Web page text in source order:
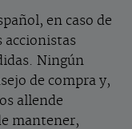
en caso de
accionistas
Ningún
de compra y,
allende
mantener,